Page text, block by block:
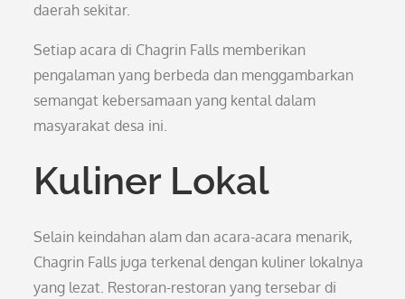
daerah sekitar.
Setiap acara di Chagrin Falls memberikan
pengalaman yang berbeda dan menggambarkan
semangat kebersamaan yang kental dalam
masyarakat desa ini.
Kuliner Lokal
Selain keindahan alam dan acara-acara menarik,
Chagrin Falls juga terkenal dengan kuliner lokalnya
yang lezat. Restoran-restoran yang tersebar di